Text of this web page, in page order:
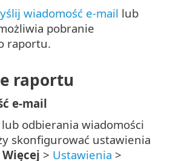
wiadomość e-mail lub
pobranie
raportu.
raportu
e-mail
lub odbierania wiadomości
skonfigurować ustawienia
Więcej > Ustawienia >